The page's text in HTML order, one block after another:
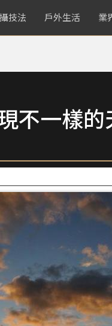
技法 戶外生活 業
不一樣的